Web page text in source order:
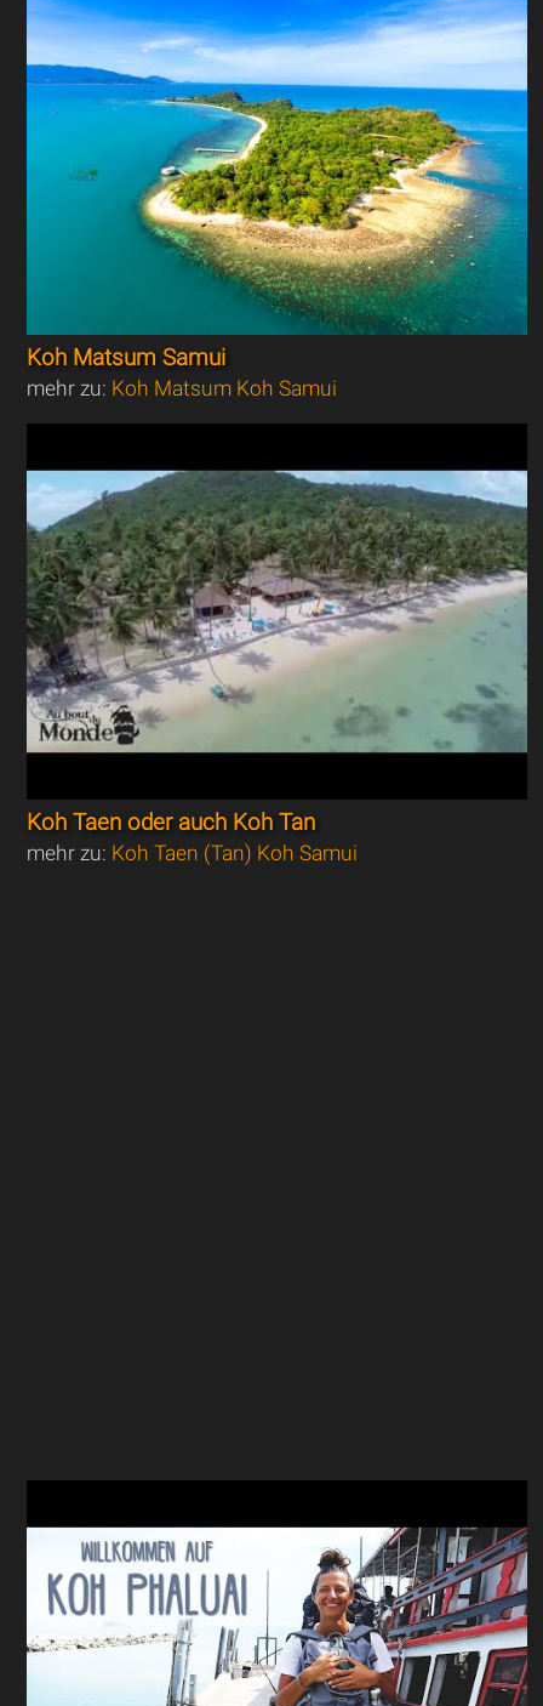
Koh Matsum Samui
mehr zu: Koh Matsum Koh Samui
Koh Taen oder auch Koh Tan
mehr zu: Koh Taen (Tan) Koh Samui